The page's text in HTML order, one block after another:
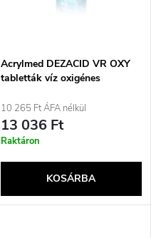
Acrylmed DEZACID VR OXY
tabletták víz oxigénes
10 265 Ft ÁFA nélkül
13 036 Ft
Raktáron
KOSÁRBA